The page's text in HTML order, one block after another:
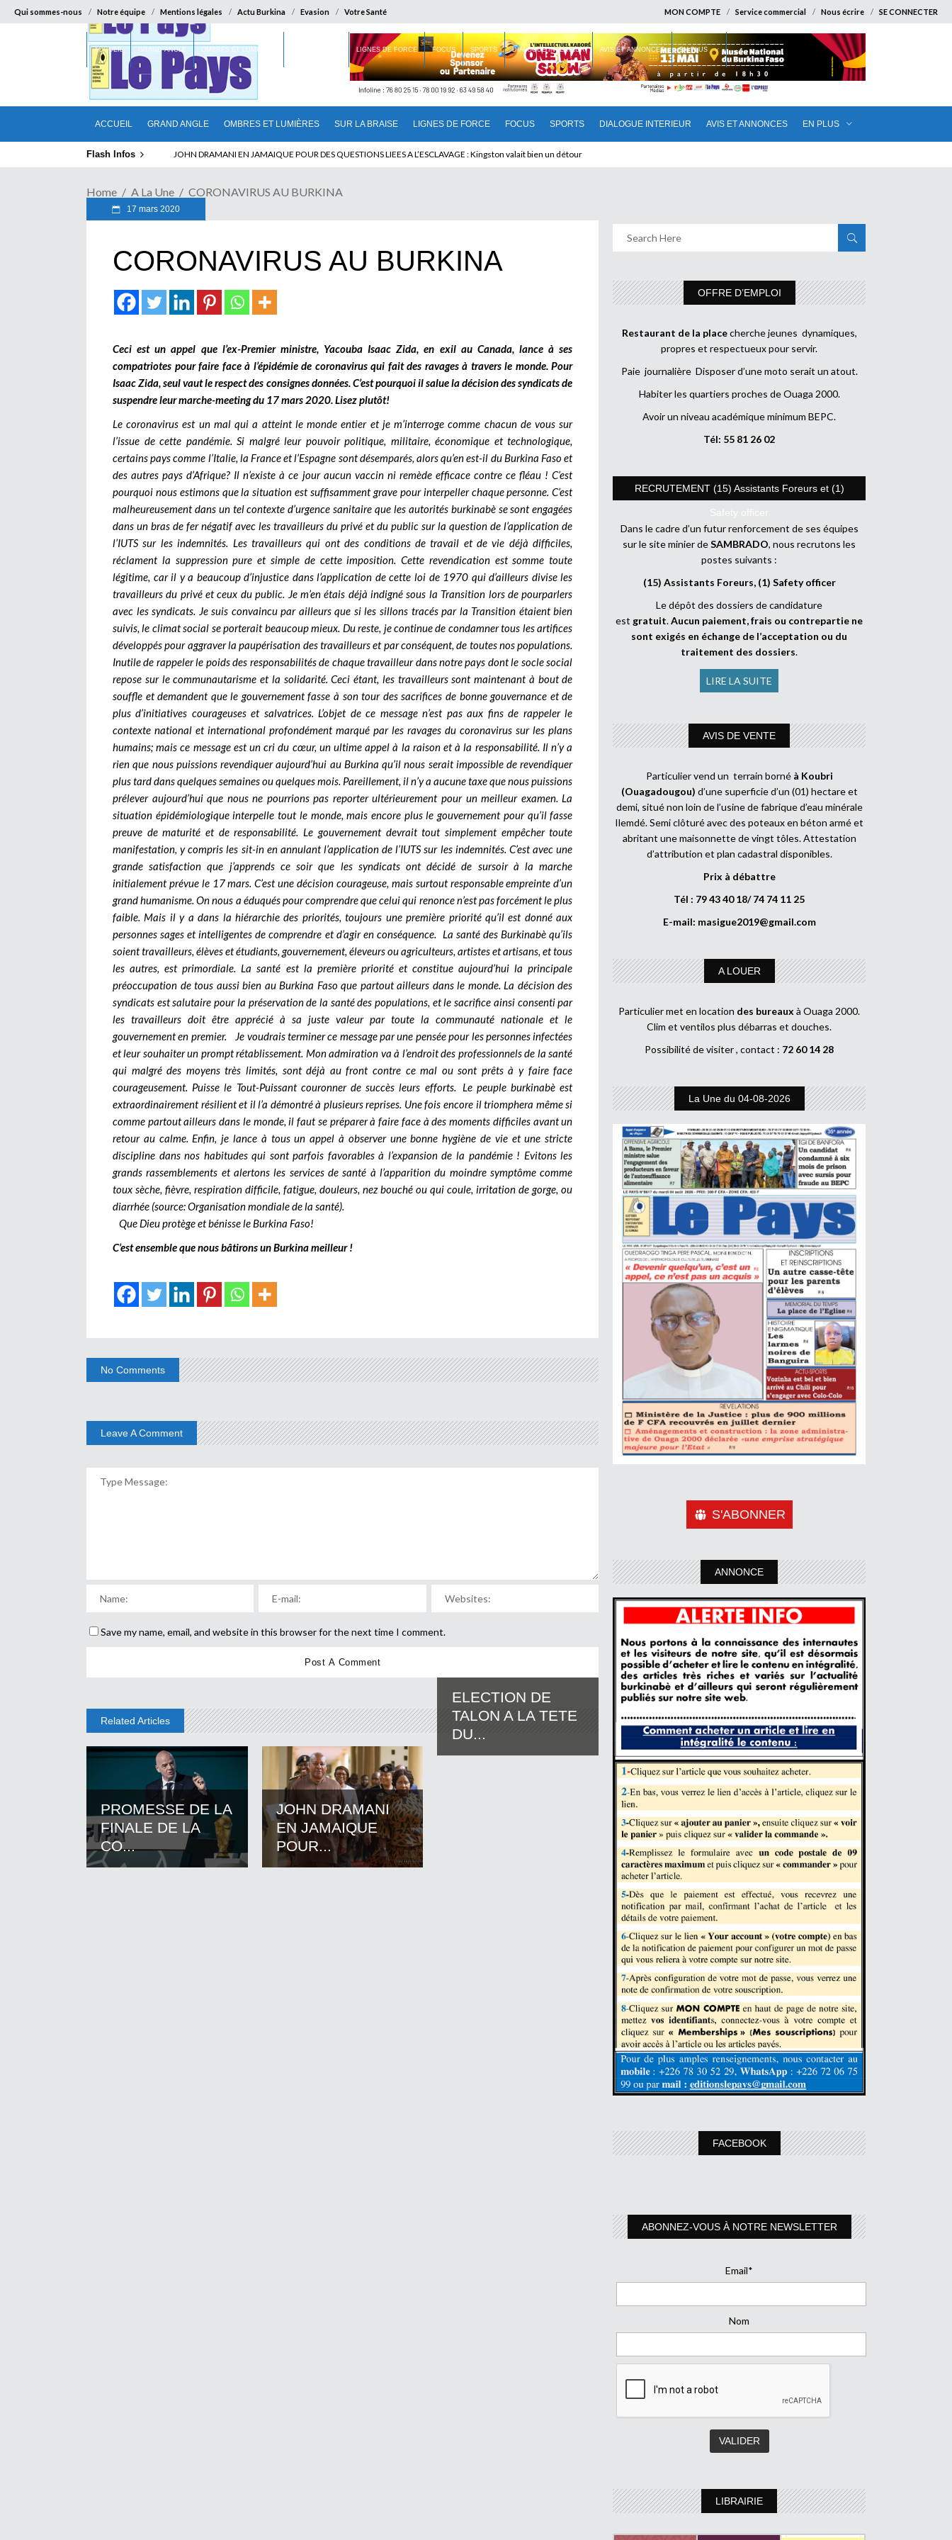
Qui sommes-nous Notre équipe Mentions légales Actu Burkina Evasion Votre Santé MON COMPTE Service commercial Nous écrire SE CONNECTER
ACCUEIL GRAND ANGLE OMBRES ET LUMIÈRES SUR LA BRAISE LIGNES DE FORCE FOCUS SPORTS DIALOGUE INTERIEUR AVIS ET ANNONCES EN PLUS
ACCUEIL GRAND ANGLE OMBRES ET LUMIÈRES LIGNES DE FORCE FOCUS SPORTS DIALOGUE INTERIEUR AVIS ET ANNONCES EN PLUS
Flash Infos ELECTION DE TALON A LA TETE DU SENAT BENINOIS : Quand Patrice quitte le pouvoir sans partir !
Home A La Une CORONAVIRUS AU BURKINA
17 mars 2020
CORONAVIRUS AU BURKINA
Ceci est un appel que l’ex-Premier ministre, Yacouba Isaac Zida, en exil au Canada, lance à ses
compatriotes pour faire face à l’épidémie de coronavirus qui fait des ravages à travers le monde. Pour
Isaac Zida, seul vaut le respect des consignes données. C’est pourquoi il salue la décision des syndicats de
suspendre leur marche-meeting du 17 mars 2020. Lisez plutôt!
Le coronavirus est un mal qui a atteint le monde entier et je m’interroge comme chacun de vous sur
l’issue de cette pandémie. Si malgré leur pouvoir politique, militaire, économique et technologique,
certains pays comme l’Italie, la France et l’Espagne sont désemparés, alors qu’en est-il du Burkina Faso et
des autres pays d’Afrique? Il n’existe à ce jour aucun vaccin ni remède efficace contre ce fléau ! C’est
pourquoi nous estimons que la situation est suffisamment grave pour interpeller chaque personne. C’est
malheureusement dans un tel contexte d’urgence sanitaire que les autorités burkinabè se sont engagées
dans un bras de fer négatif avec les travailleurs du privé et du public sur la question de l’application de
l’IUTS sur les indemnités. Les travailleurs qui ont des conditions de travail et de vie déjà difficiles,
réclament la suppression pure et simple de cette imposition. Cette revendication est somme toute
légitime, car il y a beaucoup d’injustice dans l’application de cette loi de 1970 qui d’ailleurs divise les
travailleurs du privé et ceux du public. Je m’en étais déjà indigné sous la Transition lors de pourparlers
avec les syndicats. Je suis convaincu par ailleurs que si les sillons tracés par la Transition étaient bien
suivis, le climat social se porterait beaucoup mieux. Du reste, je continue de condamner tous les artifices
développés pour aggraver la paupérisation des travailleurs et par conséquent, de toutes nos populations.
Inutile de rappeler le poids des responsabilités de chaque travailleur dans notre pays dont le socle social
repose sur le communautarisme et la solidarité. Ceci étant, les travailleurs sont maintenant à bout de
souffle et demandent que le gouvernement fasse à son tour des sacrifices de bonne gouvernance et de
plus d’initiatives courageuses et salvatrices. L’objet de ce message n’est pas aux fins de rappeler le
contexte national et international profondément marqué par les ravages du coronavirus sur les plans
humains; mais ce message est un cri du cœur, un ultime appel à la raison et à la responsabilité. Il n’y a
rien que nous puissions revendiquer aujourd’hui au Burkina qu’il nous serait impossible de revendiquer
plus tard dans quelques semaines ou quelques mois. Pareillement, il n’y a aucune taxe que nous puissions
prélever aujourd’hui que nous ne pourrions pas reporter ultérieurement pour un meilleur examen. La
situation épidémiologique interpelle tout le monde, mais encore plus le gouvernement pour qu’il fasse
preuve de maturité et de responsabilité. Le gouvernement devrait tout simplement empêcher toute
manifestation, y compris les sit-in en annulant l’application de l’IUTS sur les indemnités. C’est avec une
grande satisfaction que j’apprends ce soir que les syndicats ont décidé de sursoir à la marche
initialement prévue le 17 mars. C’est une décision courageuse, mais surtout responsable empreinte d’un
grand humanisme. On nous a éduqués pour comprendre que celui qui renonce n’est pas forcément le plus
faible. Mais il y a dans la hiérarchie des priorités, toujours une première priorité qu’il est donné aux
personnes sages et intelligentes de comprendre et d’agir en conséquence. La santé des Burkinabè qu’ils
soient travailleurs, élèves et étudiants, gouvernement, éleveurs ou agriculteurs, artistes et artisans, et tous
les autres, est primordiale. La santé est la première priorité et constitue aujourd’hui la principale
préoccupation de tous aussi bien au Burkina Faso que partout ailleurs dans le monde. La décision des
syndicats est salutaire pour la préservation de la santé des populations, et le sacrifice ainsi consenti par
les travailleurs doit être apprécié à sa juste valeur par toute la communauté nationale et le
gouvernement en premier. Je voudrais terminer ce message par une pensée pour les personnes infectées
et leur souhaiter un prompt rétablissement. Mon admiration va à l’endroit des professionnels de la santé
qui malgré des moyens très limités, sont déjà au front contre ce mal ou sont prêts à y faire face
courageusement. Puisse le Tout-Puissant couronner de succès leurs efforts. Le peuple burkinabè est
extraordinairement résilient et il l’a démontré à plusieurs reprises. Une fois encore il triomphera même si
comme partout ailleurs dans le monde, il faut se préparer à faire face à des moments difficiles avant un
retour au calme. Enfin, je lance à tous un appel à observer une bonne hygiène de vie et une stricte
discipline dans nos habitudes qui sont parfois favorables à l’expansion de la pandémie ! Evitons les
grands rassemblements et alertons les services de santé à l’apparition du moindre symptôme comme
toux sèche, fièvre, respiration difficile, fatigue, douleurs, nez bouché ou qui coule, irritation de gorge, ou
diarrhée (source: Organisation mondiale de la santé).
Que Dieu protège et bénisse le Burkina Faso!
C’est ensemble que nous bâtirons un Burkina meilleur !
No Comments
Leave A Comment
Save my name, email, and website in this browser for the next time I comment.
Related Articles
PROMESSE DE LA
FINALE DE LA
CO...
JOHN DRAMANI
EN JAMAIQUE
POUR...
ELECTION DE
TALON A LA TETE
DU...
OFFRE D’EMPLOI
Restaurant de la placecherche jeunes dynamiques,
propres et respectueux pour servir.
Paie journalière Disposer d’une moto serait un atout.
Habiter les quartiers proches de Ouaga 2000.
Avoir un niveau académique minimum BEPC.
Tél: 55 81 26 02
RECRUTEMENT (15) Assistants Foreurs et (1)
Safety officer
Dans le cadre d’un futur renforcement de ses équipes
sur le site minier deSAMBRADO, nous recrutons les
postes suivants :
(15) Assistants Foreurs, (1) Safety officer
Le dépôt des dossiers de candidature
est gratuit.Aucun paiement, frais ou contrepartie ne
sont exigés en échange de l’acceptation ou du
traitement des dossiers.
LIRE LA SUITE
AVIS DE VENTE
Particulier vend un terrain borné à Koubri
(Ouagadougou) d’une superficie d’un (01) hectare et
demi, situé non loin de l’usine de fabrique d’eau minérale
Ilemdé. Semi clôturé avec des poteaux en béton armé et
abritant une maisonnette de vingt tôles. Attestation
d’attribution et plan cadastral disponibles.
Prix à débattre
Tél : 79 43 40 18/ 74 74 11 25
E-mail: masigue2019@gmail.com
A LOUER
Particulier met en location des bureaux à Ouaga 2000.
Clim et ventilos plus débarras et douches.
Possibilité de visiter , contact : 72 60 14 28
La Une du 04-08-2026
S'ABONNER
ANNONCE
FACEBOOK
ABONNEZ-VOUS À NOTRE NEWSLETTER
Email*
Nom
LIBRAIRIE